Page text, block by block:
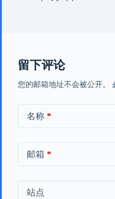
留下评论
您的邮箱地址不会被公开。
名称*
邮箱 *
站点